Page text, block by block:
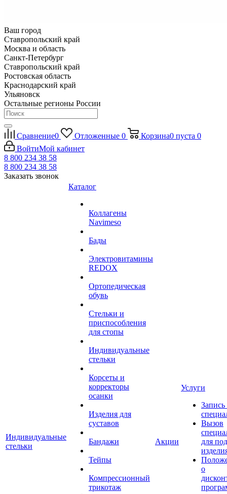
Ваш город
Ставропольский край
Москва и область
Санкт-Петербург
Ставропольский край
Ростовская область
Краснодарский край
Ульяновск
Остальные регионы России
Сравнение0 Отложенные 0 Корзина0 пуста 0
ВойтиМой кабинет
8 800 234 38 58
8 800 234 38 58
Заказать звонок
Индивидуальные
стельки
Каталог
Коллагены
Navimeso
Бады
Электровитамины
REDOX
Ортопедическая
обувь
Стельки и
приспособления
для стопы
Индивидуальные
стельки
Корсеты и
корректоры
осанки
Изделия для
суставов
Бандажи
Тейпы
Компрессионный
трикотаж
Акции
Услуги
Запись
Вызов
для
о